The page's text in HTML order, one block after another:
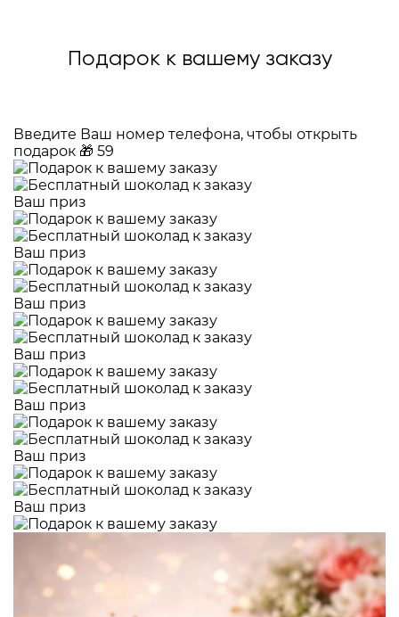
Подарок к вашему заказу
Введите Ваш номер телефона, чтобы открыть
подарок 🎁 59
Ваш приз
Ваш приз
Ваш приз
Ваш приз
Ваш приз
Ваш приз
Ваш приз